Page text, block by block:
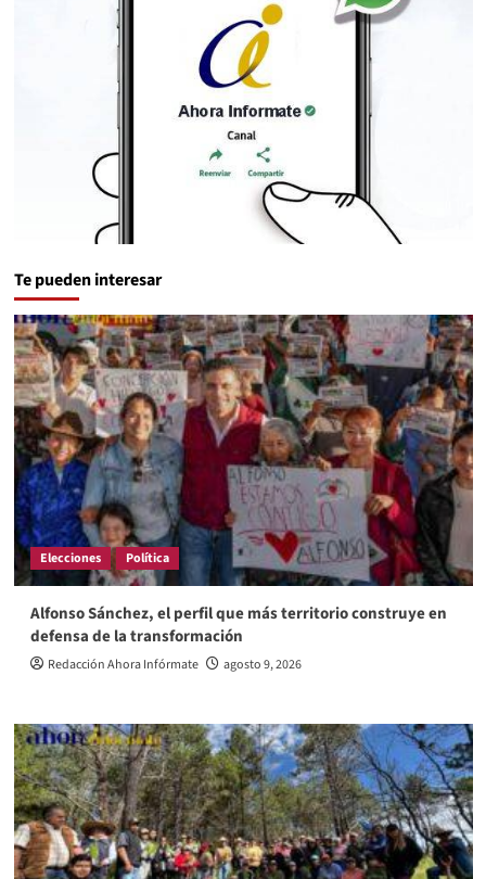
Te pueden interesar
Elecciones Política
Alfonso Sánchez, el perfil que más territorio construye en
defensa de la transformación
Redacción Ahora Infórmate agosto 9, 2026